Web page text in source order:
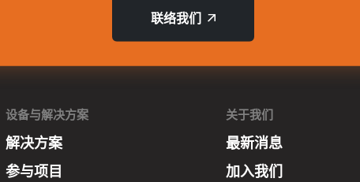
联络我们
设备与解决方案
解决方案
参与项目
关于我们
最新消息
加入我们